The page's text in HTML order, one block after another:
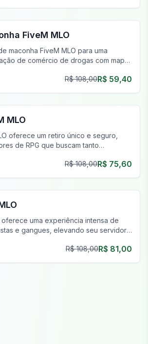
FiveM MLO
maconha FiveM MLO para uma
de comércio de drogas com mapas
R$ 108,00R$ 59,40
MLO
oferece um retiro único e seguro,
de RPG que buscam tanto
R$ 108,00R$ 75,60
oferece uma experiência intensa de
e gangues, elevando seu servidor
R$ 108,00R$ 81,00